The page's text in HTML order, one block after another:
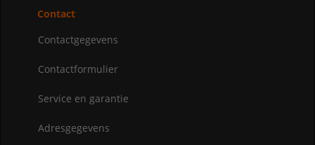
Contact
Contactgegevens
Contactformulier
Service en garantie
Adresgegevens